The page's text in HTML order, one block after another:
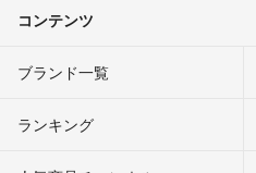
コンテンツ
ブランド一覧
ランキング